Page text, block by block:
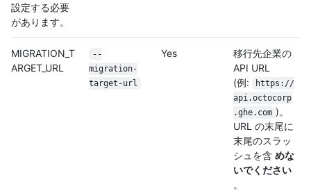
設定する必要
があります。
MIGRATION_T
ARGET_URL
--
migration-
target-url
Yes
移行先企業の
API URL
(例:
https://
api.octocorp
.ghe.com )。
URL の末尾に
末尾のスラッ
シュを含 めな
いでください
。